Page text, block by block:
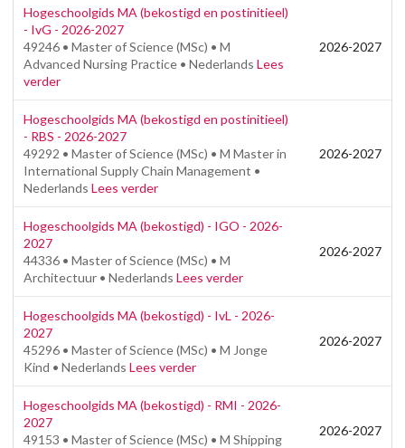
Hogeschoolgids MA (bekostigd en postinitieel)
- IvG - 2026-2027
49246 • Master of Science (MSc) • M
Advanced Nursing Practice • Nederlands Lees
verder
2026-2027
Hogeschoolgids MA (bekostigd en postinitieel)
- RBS - 2026-2027
49292 • Master of Science (MSc) • M Master in
International Supply Chain Management •
Nederlands Lees verder
2026-2027
Hogeschoolgids MA (bekostigd) - IGO - 2026-
2027
44336 • Master of Science (MSc) • M
Architectuur • Nederlands Lees verder
2026-2027
Hogeschoolgids MA (bekostigd) - IvL - 2026-
2027
45296 • Master of Science (MSc) • M Jonge
Kind • Nederlands Lees verder
2026-2027
Hogeschoolgids MA (bekostigd) - RMI - 2026-
2027
49153 • Master of Science (MSc) • M Shipping
2026-2027